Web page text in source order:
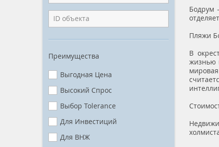
Бодрум
Пляжи
В
жизнью
Преимущества
Выгодная Цена
Высокий Спрос
Выбор Tolerance
Для Инвестиций
Для ВНЖ